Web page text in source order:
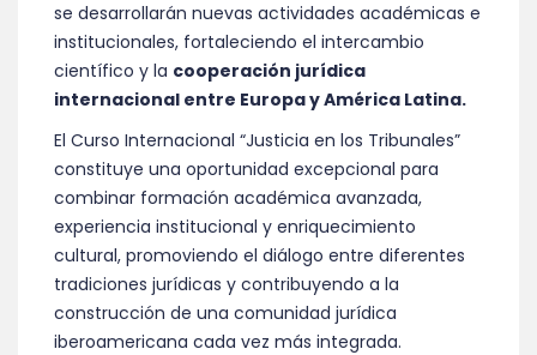
se desarrollarán nuevas actividades académicas e
institucionales, fortaleciendo el intercambio
científico y la cooperación jurídica
internacional entre Europa y América Latina.
El Curso Internacional “Justicia en los Tribunales”
constituye una oportunidad excepcional para
combinar formación académica avanzada,
experiencia institucional y enriquecimiento
cultural, promoviendo el diálogo entre diferentes
tradiciones jurídicas y contribuyendo a la
construcción de una comunidad jurídica
iberoamericana cada vez más integrada.